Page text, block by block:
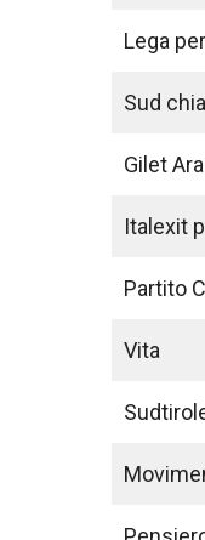
Lega
Sud
Gilet
Italexit
Partito
Vita